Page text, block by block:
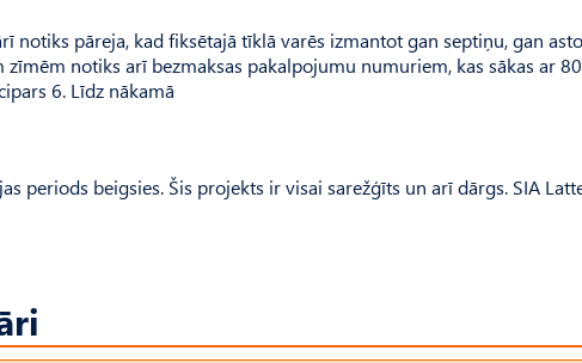
notiks pāreja, kad fiksētajā tīklā varēs izmantot gan septiņu, gan
zīmēm notiks arī bezmaksas pakalpojumu numuriem, kas sākas ar
6. Līdz nākamā
periods beigsies. Šis projekts ir visai sarežģīts un arī dārgs. SIA